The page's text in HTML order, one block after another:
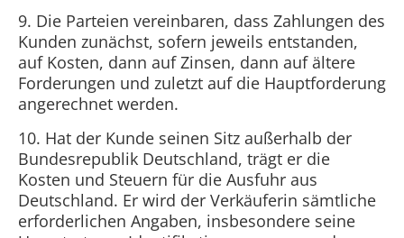
9. Die Parteien vereinbaren, dass Zahlungen des
Kunden zunächst, sofern jeweils entstanden,
auf Kosten, dann auf Zinsen, dann auf ältere
Forderungen und zuletzt auf die Hauptforderung
angerechnet werden.
10. Hat der Kunde seinen Sitz außerhalb der
Bundesrepublik Deutschland, trägt er die
Kosten und Steuern für die Ausfuhr aus
Deutschland. Er wird der Verkäuferin sämtliche
erforderlichen Angaben, insbesondere seine